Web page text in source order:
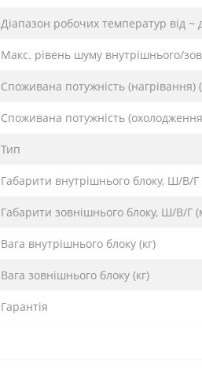
Діапазон робочих температур від ~
Макс. рівень шуму внутрішнього/
Споживана потужність (нагрівання)
Споживана потужність
Тип
Габарити внутрішнього блоку, Ш/В/
Габарити зовнішнього блоку, Ш/В/Г
Вага внутрішнього блоку (кг)
Вага зовнішнього блоку (кг)
Гарантія